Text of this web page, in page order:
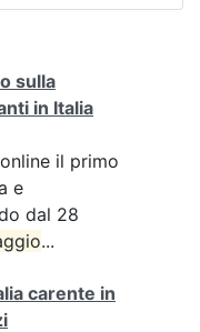
sulla
in Italia
il primo
e
dal 28
...
carente in